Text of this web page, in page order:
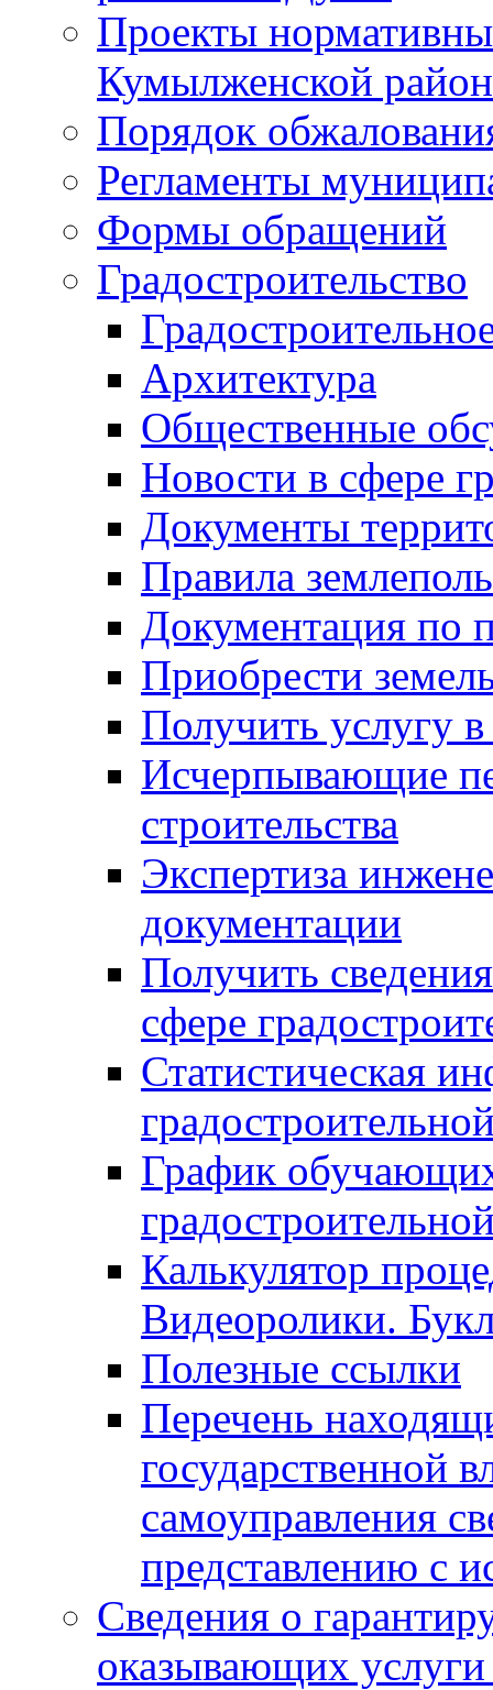
Проекты
Кумылженской
Порядок
Регламенты
Формы обращений
Градостроительство
Архитектура
Общественные
Новости в сфере
Документы
Правила
Документация по
Приобрести
Получить услугу в
Исчерпывающие
строительства
Экспертиза
документации
Получить
сфере
Статистическая
График
Калькулятор
Видеоролики.
Полезные ссылки
Перечень
государственной
самоуправления
представлению с
Сведения о
оказывающих